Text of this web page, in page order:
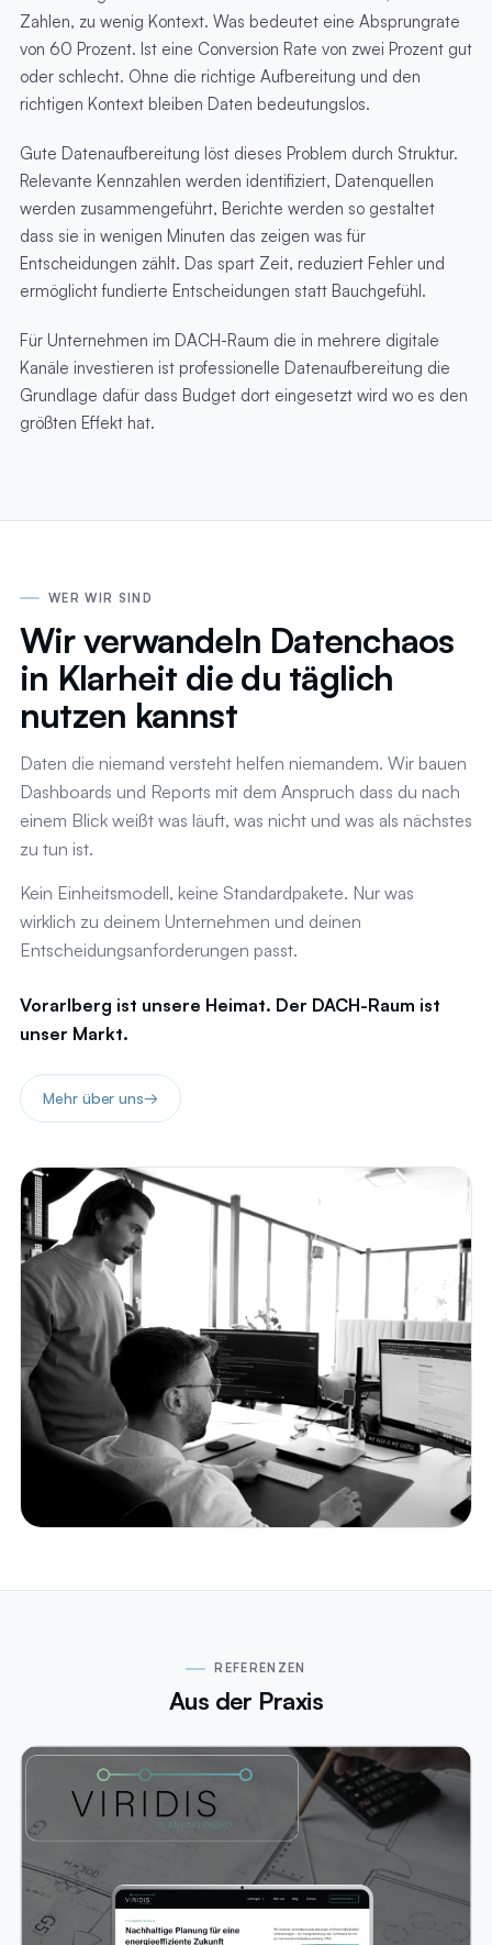
Zahlen, zu wenig Kontext. Was bedeutet eine Absprungrate
von 60 Prozent. Ist eine Conversion Rate von zwei Prozent gut
oder schlecht. Ohne die richtige Aufbereitung und den
richtigen Kontext bleiben Daten bedeutungslos.
Gute Datenaufbereitung löst dieses Problem durch Struktur.
Relevante Kennzahlen werden identifiziert, Datenquellen
werden zusammengeführt, Berichte werden so gestaltet
dass sie in wenigen Minuten das zeigen was für
Entscheidungen zählt. Das spart Zeit, reduziert Fehler und
ermöglicht fundierte Entscheidungen statt Bauchgefühl.
Für Unternehmen im DACH-Raum die in mehrere digitale
Kanäle investieren ist professionelle Datenaufbereitung die
Grundlage dafür dass Budget dort eingesetzt wird wo es den
größten Effekt hat.
WER WIR SIND
Wir verwandeln Datenchaos
in Klarheit die du täglich
nutzen kannst
Daten die niemand versteht helfen niemandem. Wir bauen
Dashboards und Reports mit dem Anspruch dass du nach
einem Blick weißt was läuft, was nicht und was als nächstes
zu tun ist.
Kein Einheitsmodell, keine Standardpakete. Nur was
wirklich zu deinem Unternehmen und deinen
Entscheidungsanforderungen passt.
Vorarlberg ist unsere Heimat. Der DACH-Raum ist
unser Markt.
Mehr über uns→
REFERENZEN
Aus der Praxis